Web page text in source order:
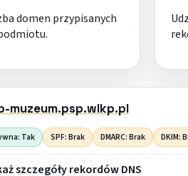
domen przypisanych
muzeum.psp.wlkp.pl
Tak SPF: Brak DMARC: Brak DKIM:
szczegóły rekordów DNS